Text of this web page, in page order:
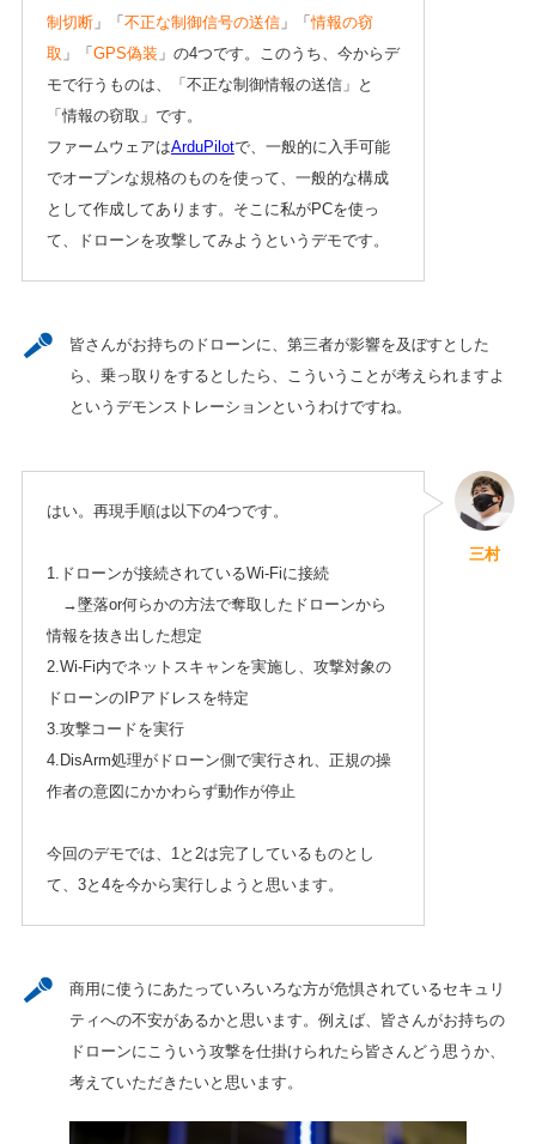
制切断」「 不正な制御信号の送信」「情報の窃
取 」「 GPS偽装 」の4つです。このうち、今からデ
モで行うものは、「不正な制御情報の送信」と
「情報の窃取」です。
ファームウェアはArduPilotで、一般的に入手可能
でオープンな規格のものを使って、一般的な構成
として作成してあります。そこに私がPCを使っ
て、ドローンを攻撃してみようというデモです。
皆さんがお持ちのドローンに、第三者が影響を及ぼすとした
ら、乗っ取りをするとしたら、こういうことが考えられますよ
というデモンストレーションというわけですね。
はい。再現手順は以下の4つです。
1.ドローンが接続されているWi-Fiに接続
→墜落or何らかの方法で奪取したドローンから
情報を抜き出した想定
2.Wi-Fi内でネットスキャンを実施し、攻撃対象の
ドローンのIPアドレスを特定
3.攻撃コードを実行
4.DisArm処理がドローン側で実行され、正規の操
作者の意図にかかわらず動作が停止
今回のデモでは、1と2は完了しているものとし
て、3と4を今から実行しようと思います。
三村
商用に使うにあたっていろいろな方が危惧されているセキュリ
ティへの不安があるかと思います。例えば、皆さんがお持ちの
ドローンにこういう攻撃を仕掛けられたら皆さんどう思うか、
考えていただきたいと思います。